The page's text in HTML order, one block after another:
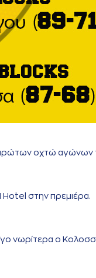
οχτώ αγώνων
στην πρεμιέρα.
νωρίτερα ο